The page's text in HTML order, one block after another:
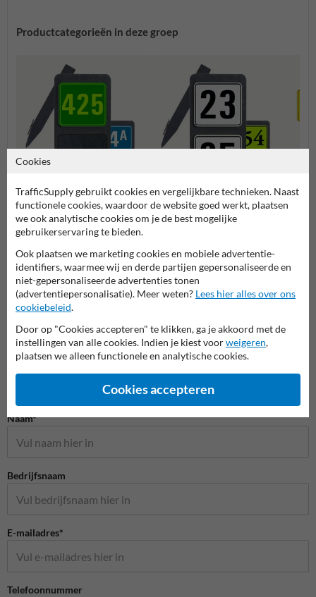
Productcategorieën in deze groep
Huisnummerpaal met één
nummer
Huisnummerpaal met twee
nummers
Huisnummerpalen en bordjes
Stel je vraag aan Huisnummerpaal.nl
Naam*
Bedrijfsnaam
E-mailadres*
Telefoonnummer
Cookies
TrafficSupply gebruikt cookies en vergelijkbare technieken. Naast
functionele cookies, waardoor de website goed werkt, plaatsen
we ook analytische cookies om je de best mogelijke
gebruikerservaring te bieden.
Ook plaatsen we marketing cookies en mobiele advertentie-
identifiers, waarmee wij en derde partijen gepersonaliseerde en
niet-gepersonaliseerde advertenties tonen
(advertentiepersonalisatie). Meer weten? Lees hier alles over ons
cookiebeleid.
Door op "Cookies accepteren" te klikken, ga je akkoord met de
instellingen van alle cookies. Indien je kiest voorweigeren,
plaatsen we alleen functionele en analytische cookies.
Cookies accepteren